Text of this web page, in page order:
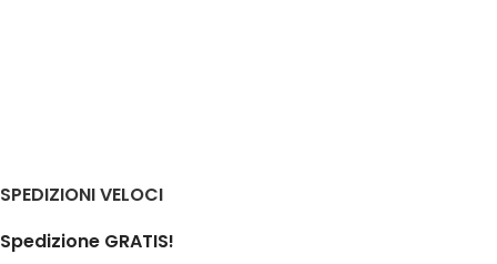
SPEDIZIONI VELOCI
Spedizione GRATIS!